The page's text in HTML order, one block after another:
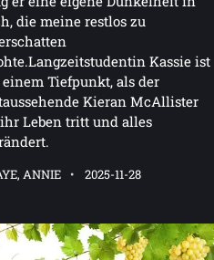
die meine restlos zu
Kassie ist
Tiefpunkt, als der
Kieran McAllister
Leben tritt und alles
ANNIE 2025-11-28